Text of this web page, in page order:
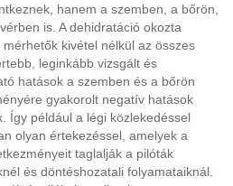
hanem a szemben, a bőrön,
is. A dehidratáció okozta
kivétel nélkül az összes
leginkább vizsgált és
hatások a szemben és a bőrön
gyakorolt negatív hatások
Így például a légi közlekedéssel
olyan értekezéssel, amelyek a
taglalják a pilóták
és döntéshozatali folyamataiknál.